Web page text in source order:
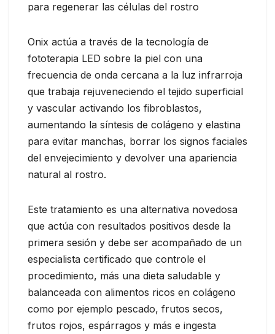
para regenerar las células del rostro
Onix actúa a través de la tecnología de
fototerapia LED sobre la piel con una
frecuencia de onda cercana a la luz infrarroja
que trabaja rejuveneciendo el tejido superficial
y vascular activando los fibroblastos,
aumentando la síntesis de colágeno y elastina
para evitar manchas, borrar los signos faciales
del envejecimiento y devolver una apariencia
natural al rostro.
Este tratamiento es una alternativa novedosa
que actúa con resultados positivos desde la
primera sesión y debe ser acompañado de un
especialista certificado que controle el
procedimiento, más una dieta saludable y
balanceada con alimentos ricos en colágeno
como por ejemplo pescado, frutos secos,
frutos rojos, espárragos y más e ingesta